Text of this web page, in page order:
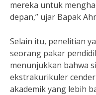
mereka untuk
depan,” ujar Bapak
Selain itu, penelitian
seorang pakar
menunjukkan bahwa
ekstrakurikuler
akademik yang lebih